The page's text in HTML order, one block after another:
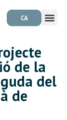
CA
de la
del
de